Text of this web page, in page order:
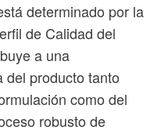
determinado por la
de Calidad del
a una
del producto tanto
como del
robusto de